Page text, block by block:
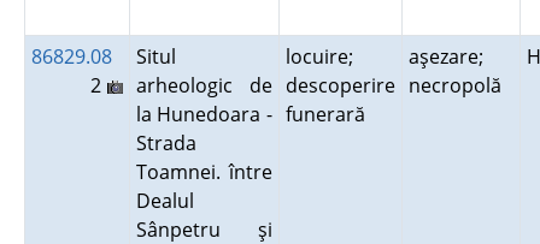
86829.08
2
Situl
arheologic de
la Hunedoara -
Strada
Toamnei. între
Dealul
Sânpetru şi
locuire;
descoperire
funerară
aşezare;
necropolă